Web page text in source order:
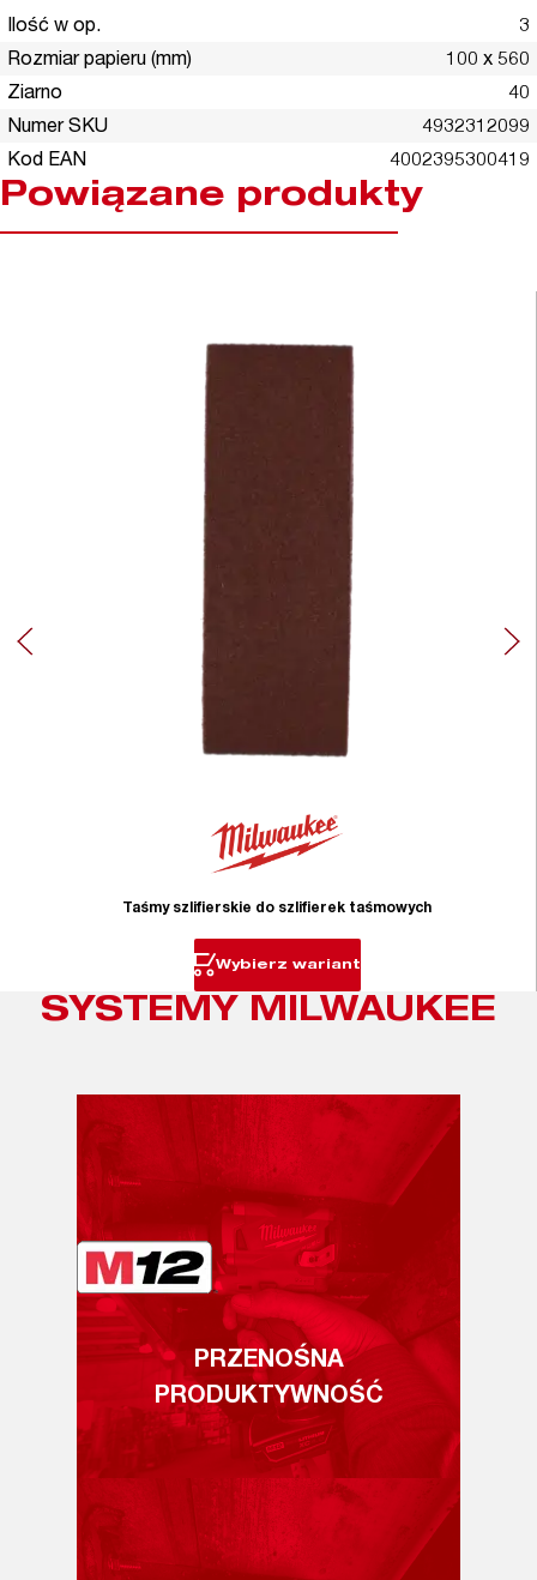
Ilość w op.
3
Rozmiar papieru (mm)
100 x 560
Ziarno
40
Numer SKU
4932312099
Kod EAN
4002395300419
Powiązane produkty
Taśmy szlifierskie do szlifierek taśmowych
Wybierz wariant
SYSTEMY MILWAUKEE
PRZENOŚNA
PRODUKTYWNOŚĆ